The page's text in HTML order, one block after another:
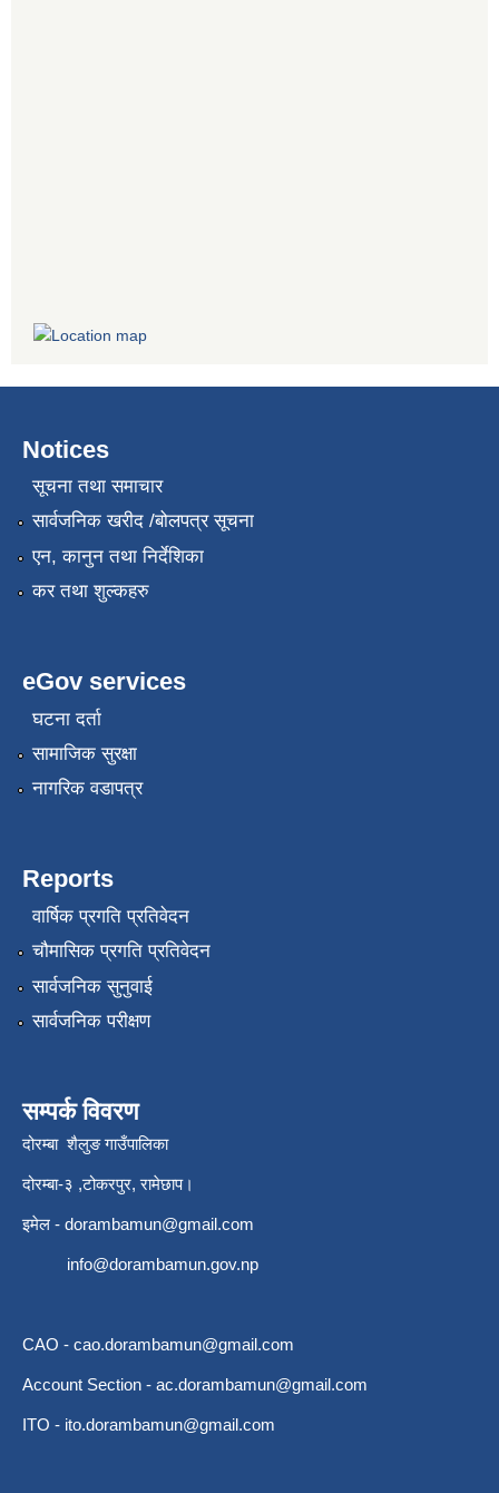
Notices
सूचना तथा समाचार
सार्वजनिक खरीद /बोलपत्र सूचना
एन, कानुन तथा निर्देशिका
कर तथा शुल्कहरु
eGov services
घटना दर्ता
सामाजिक सुरक्षा
नागरिक वडापत्र
Reports
वार्षिक प्रगति प्रतिवेदन
चौमासिक प्रगति प्रतिवेदन
सार्वजनिक सुनुवाई
सार्वजनिक परीक्षण
सम्पर्क विवरण
दोरम्बा शैलुङ गाउँपालिका
दोरम्बा-३ ,टोकरपुर, रामेछाप।
इमेल - dorambamun@gmail.com
info@dorambamun.gov.np
CAO - cao.dorambamun@gmail.com
Account Section - ac.dorambamun@gmail.com
ITO - ito.dorambamun@gmail.com